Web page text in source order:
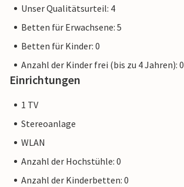
Unser Qualitätsurteil: 4
Betten für Erwachsene: 5
Betten für Kinder: 0
Anzahl der Kinder frei (bis zu 4 Jahren): 0
Einrichtungen
1 TV
Stereoanlage
WLAN
Anzahl der Hochstühle: 0
Anzahl der Kinderbetten: 0